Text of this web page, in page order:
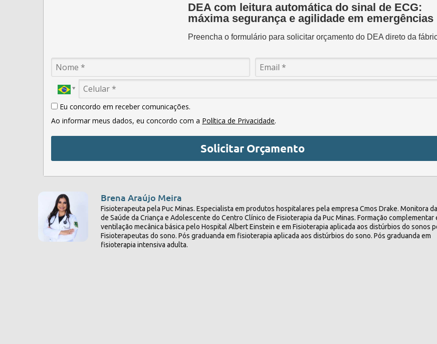
DEA com leitura automática do sinal de ECG:
máxima segurança e agilidade em emergências
Preencha o formulário para solicitar orçamento do DEA direto da
Eu concordo em receber comunicações.
Ao informar meus dados, eu concordo com a Política de Privacidade.
Solicitar Orçamento
Brena Araújo Meira
Fisioterapeuta pela Puc Minas. Especialista em produtos hospitalares pela empresa Cmos Drake. Monitora
de Saúde da Criança e Adolescente do Centro Clínico de Fisioterapia da Puc Minas. Formação complementar
ventilação mecânica básica pelo Hospital Albert Einstein e em Fisioterapia aplicada aos distúrbios do sonos
Fisioterapeutas do sono. Pós graduanda em fisioterapia aplicada aos distúrbios do sono. Pós graduanda em
fisioterapia intensiva adulta.